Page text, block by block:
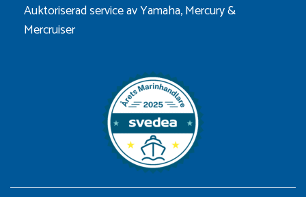
Auktoriserad service av Yamaha, Mercury &
Mercruiser